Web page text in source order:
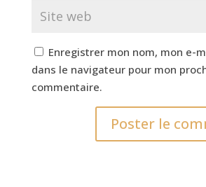
Enregistrer mon nom, mon e-
dans le navigateur pour mon
commentaire.